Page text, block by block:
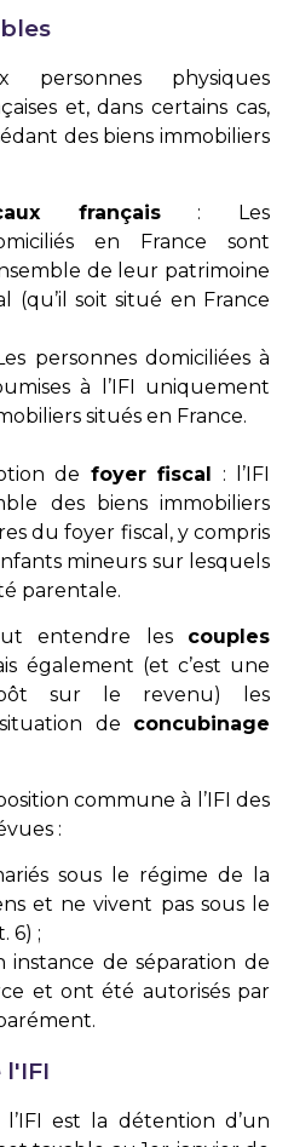
personnes physiques
et, dans certains cas,
des biens immobiliers
français: Les
en France sont
de leur patrimoine
(qu’il soit situé en France
personnes domiciliées à
à l’IFI uniquement
situés en France.
de foyer fiscal : l’IFI
des biens immobiliers
du foyer fiscal, y compris
mineurs sur lesquels
parentale.
entendre les couples
également (et c’est une
sur le revenu) les
de concubinage
commune à l’IFI des
:
sous le régime de la
et ne vivent pas sous le
6) ;
instance de séparation de
et ont été autorisés par
l'IFI
est la détention d’un